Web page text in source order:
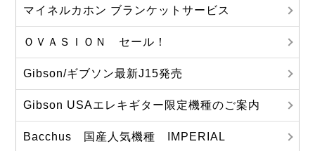
マイネルカホン ブランケットサービス
ＯＶＡＳＩＯＮ セール！
Gibson/ギブソン最新J15発売
Gibson USAエレキギター限定機種のご案内
Bacchus 国産人気機種 IMPERIAL